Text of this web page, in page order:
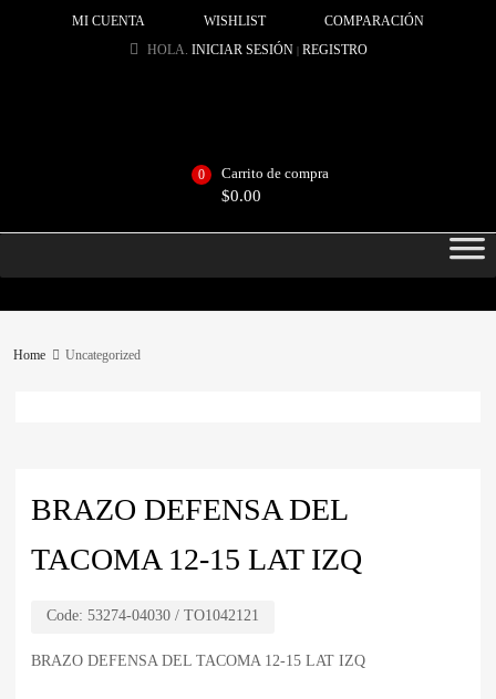
MI CUENTA WISHLIST
COMPARACIÓN
HOLA. INICIAR SESIÓN | REGISTRO
Carrito de compra
$0.00
0
Home Uncategorized
BRAZO DEFENSA DEL
TACOMA 12-15 LAT IZQ
Code: 53274-04030 / TO1042121
BRAZO DEFENSA DEL TACOMA 12-15 LAT IZQ